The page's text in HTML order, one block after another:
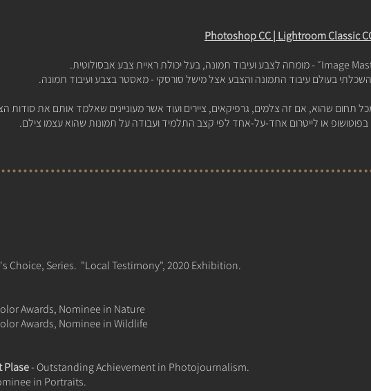
בעולם עיבוד התמונה והצבע אצל מישל סורסקי - מאסטר בצבע ועיבוד תמונה.
מכל תחום שהוא, אם זה צלמים, גרפיקאים, ציירים ועוד אשר מעוניינים שאלמד אותם את
בפוטושופ או לייטרום אחד-על-אחד לפי קצב התלמיד ועבודה על תמונות שהוא עצמו צילם.
Choice, Series. "Local Testimony", 2020 Exhibition.
Awards, Nominee in Nature
Awards, Nominee in Wildlife​
Plase- Outstanding Achievement in Photojournalism.
in Portraits.​